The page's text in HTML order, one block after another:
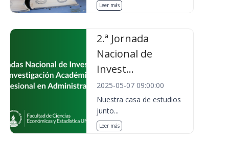
Leer más
2.ª Jornada
Nacional de
Invest...
2025-05-07 09:00:00
Nuestra casa de estudios
junto...
Leer más